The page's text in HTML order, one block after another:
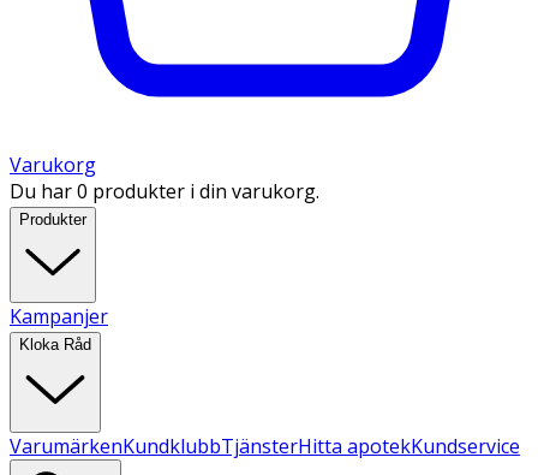
Varukorg
Du har 0 produkter i din varukorg.
Produkter
Kampanjer
Kloka Råd
VarumärkenKundklubbTjänsterHitta apotekKundservice